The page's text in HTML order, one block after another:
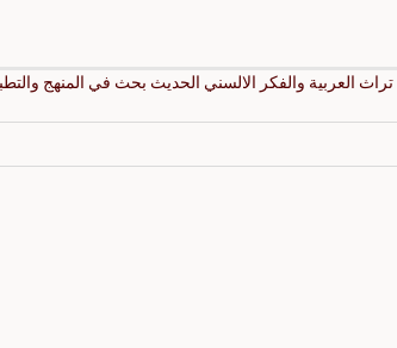
تراث العربية والفكر الالسني الحديث بحث في المنهج